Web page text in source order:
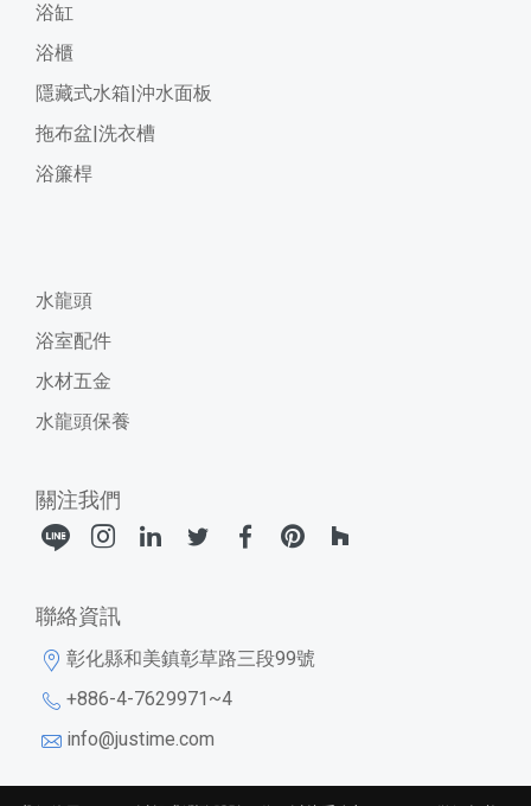
浴缸
浴櫃
隱藏式水箱|沖水面板
拖布盆|洗衣槽
浴簾桿
水龍頭
浴室配件
水材五金
水龍頭保養
關注我們
聯絡資訊
彰化縣和美鎮彰草路三段99號
+886-4-7629971~4
info@justime.com